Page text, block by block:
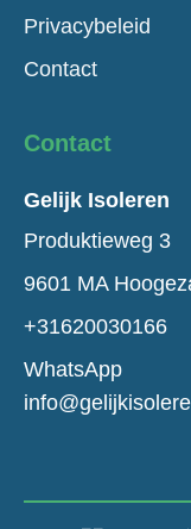
Privacybeleid
Contact
Contact
Gelijk Isoleren
Produktieweg 3
9601 MA
+31620030166
WhatsApp